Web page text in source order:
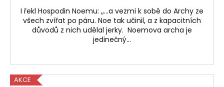
I řekl Hospodin Noemu: ,,...a vezmi k sobě do Archy ze
všech zvířat po páru. Noe tak učinil, a z kapacitních
důvodů z nich udělal jerky. Noemova archa je
jedinečný...
AKCE